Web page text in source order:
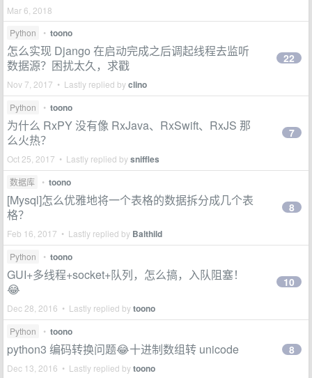
Mar 6, 2018
Python
• toono
怎么实现 Django 在启动完成之后调起线程去监听
数据源？困扰太久，求戳
Nov 7, 2017 • Lastly replied byclino
22
Python • toono
为什么 RxPY 没有像 RxJava、RxSwift、RxJS 那
么火热？
Oct 25, 2017 • Lastly replied bysniffles
7
数据库 • toono
[Mysql]怎么优雅地将一个表格的数据拆分成几个表
格？
Feb 16, 2017 • Lastly replied by Balthild
8
Python • toono
GUI+多线程+socket+队列，怎么搞，入队阻塞！
😂
Dec 28, 2016 • Lastly replied bytoono
10
Python • toono
python3 编码转换问题😂十进制数组转 unicode
Dec 13, 2016 • Lastly replied bytoono
8